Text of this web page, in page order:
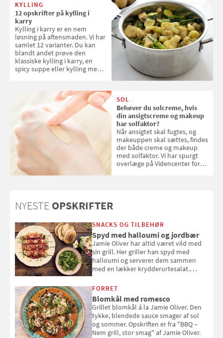
KYLLING
12 opskrifter på kylling i
karry
Kylling i karry er en nem
løsning på aftensmaden. Vi har
samlet 12 varianter. Du kan
blandt andet prøve den
klassiske kylling i karry, en
spicy suppe eller kylling med
SOL
Behøver du solcreme, hvis
din ansigtscreme og makeup
har solfaktor?
Når ansigtet skal fugtes, og
makeuppen skal sættes, findes
der både creme og makeup
med solfaktor. Vi har spurgt
overlæge på Videncenter for
NYESTE OPSKRIFTER
SNACKS OG TILBEHØR
Spyd med halloumi og jordbær
Jamie Oliver har altid været vild med
sin grill. Her griller han spyd med
halloumi og serverer dem sammen
med en lækker krydderurtesalat.
smag" af Jamie Oliver.
FORRET
Blomkål med romesco
Grillet blomkål á la Jamie Oliver. Den
tykke, blendede sauce smager af sol
og sommer. Opskriften er fra "BBQ –
Nem grill, stor smag" af Jamie Oliver.